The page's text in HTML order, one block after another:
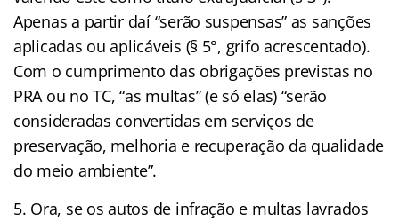
Apenas a partir daí “serão suspensas” as sanções
aplicadas ou aplicáveis (§ 5°, grifo acrescentado).
Com o cumprimento das obrigações previstas no
PRA ou no TC, “as multas” (e só elas) “serão
consideradas convertidas em serviços de
preservação, melhoria e recuperação da qualidade
do meio ambiente”.
5. Ora, se os autos de infração e multas lavrados